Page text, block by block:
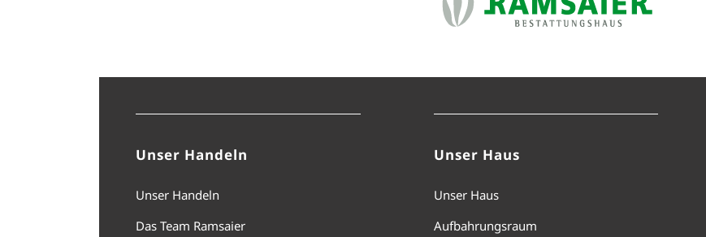
Unser Handeln
Unser Handeln
Das Team Ramsaier
Unser Haus
Unser Haus
Aufbahrungsraum